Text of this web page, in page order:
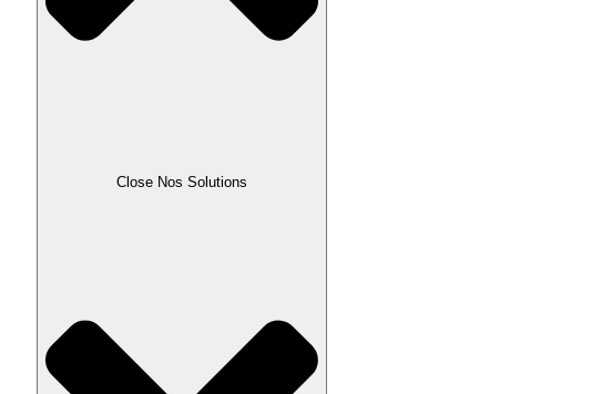
Close Nos Solutions